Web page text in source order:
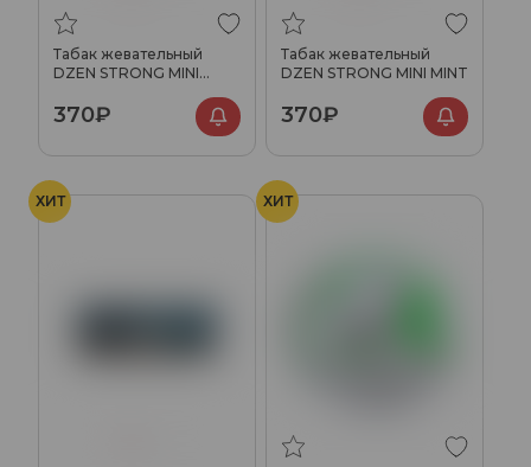
Табак жевательный
DZEN STRONG MINI
370₽
Табак жевательный
DZEN STRONG MINI MINT
370₽
ХИТ ХИТ